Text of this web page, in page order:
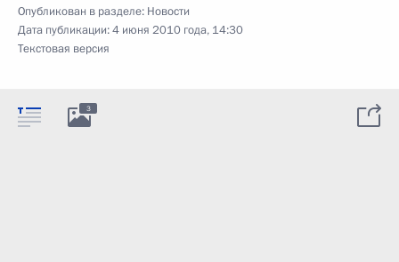
Опубликован в разделе: Новости
Дата публикации:4 июня 2010 года, 14:30
Текстовая версия
3